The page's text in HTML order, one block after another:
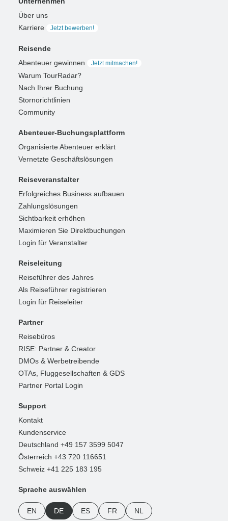
Über uns
Karriere
Jetzt bewerben!
Reisende
Abenteuer gewinnen
Jetzt mitmachen!
Warum TourRadar?
Nach Ihrer Buchung
Stornorichtlinien
Community
Abenteuer-Buchungsplattform
Organisierte Abenteuer erklärt
Vernetzte Geschäftslösungen
Reiseveranstalter
Erfolgreiches Business aufbauen
Zahlungslösungen
Sichtbarkeit erhöhen
Maximieren Sie Direktbuchungen
Login für Veranstalter
Reiseleitung
Reiseführer des Jahres
Als Reiseführer registrieren
Login für Reiseleiter
Partner
Reisebüros
RISE: Partner & Creator
DMOs & Werbetreibende
OTAs, Fluggesellschaften & GDS
Partner Portal Login
Support
Kontakt
Kundenservice
Deutschland +49 157 3599 5047
Österreich +43 720 116651
Schweiz +41 225 183 195
Sprache auswählen
EN DE ES FR NL